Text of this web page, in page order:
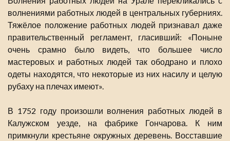
волнениями работных людей в центральных губерниях.
Тяжёлое положение работных людей признавал даже
правительственный регламент, гласивший: «Поныне
очень срамно было видеть, что большее число
мастеровых и работных людей так ободрано и плохо
одеты находятся, что некоторые из них насилу и целую
рубаху на плечах имеют».
В 1752 году произошли волнения работных людей в
Калужском уезде, на фабрике Гончарова. К ним
примкнули крестьяне окружных деревень. Восставшие